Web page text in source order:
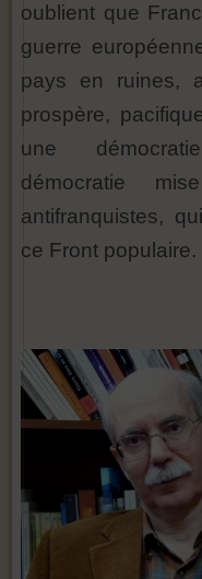
oublient que
guerre
pays en ruines,
prospère,
une
démocratie
antifranquistes,
ce Front populaire.